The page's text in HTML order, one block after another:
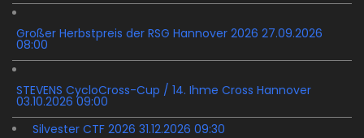
Großer Herbstpreis der RSG Hannover 2026 27.09.2026
08:00
STEVENS CycloCross-Cup / 14. Ihme Cross Hannover
03.10.2026 09:00
Silvester CTF 2026 31.12.2026 09:30